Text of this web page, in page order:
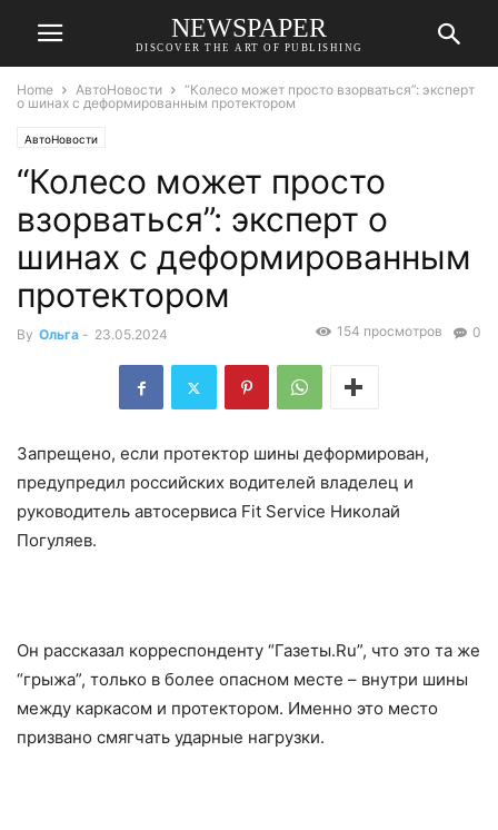
NEWSPAPER
DISCOVER THE ART OF PUBLISHING
Home АвтоНовости
“Колесо может просто взорваться”: эксперт
о шинах с деформированным протектором
АвтоНовости
“Колесо может просто
взорваться”: эксперт о
шинах с деформированным
протектором
By Ольга - 23.05.2024 0
154 просмотров
Запрещено, если протектор шины деформирован,
предупредил российских водителей владелец и
руководитель автосервиса Fit Service Николай
Погуляев.
Он рассказал корреспонденту “Газеты.Ru”, что это та же
“грыжа”, только в более опасном месте – внутри шины
между каркасом и протектором. Именно это место
призвано смягчать ударные нагрузки.